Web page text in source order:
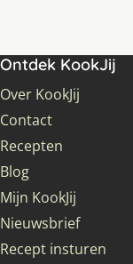
Ontdek KookJij
Over KookJij
Contact
Recepten
Blog
Mijn KookJij
Nieuwsbrief
Recept insturen